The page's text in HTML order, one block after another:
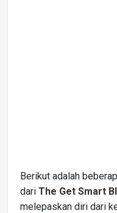
Berikut adalah
dari The Get Smart
melepaskan diri dari